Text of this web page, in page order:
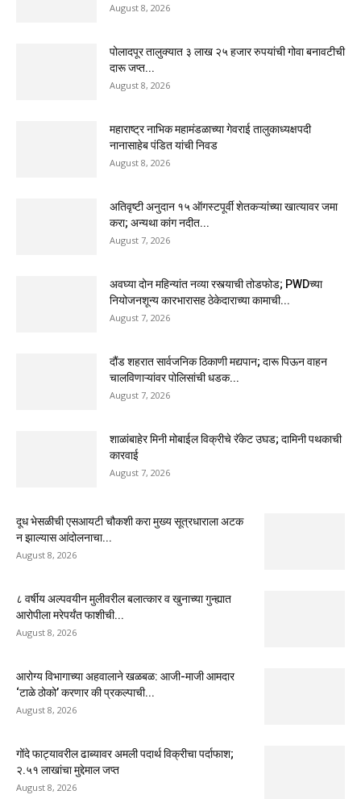
August 8, 2026
पोलादपूर तालुक्यात ३ लाख २५ हजार रुपयांची गोवा बनावटीची
दारू जप्त...
August 8, 2026
महाराष्ट्र नाभिक महामंडळाच्या गेवराई तालुकाध्यक्षपदी
नानासाहेब पंडित यांची निवड
August 8, 2026
अतिवृष्टी अनुदान १५ ऑगस्टपूर्वी शेतकऱ्यांच्या खात्यावर जमा
करा; अन्यथा कांग नदीत...
August 7, 2026
अवघ्या दोन महिन्यांत नव्या रस्त्याची तोडफोड; PWDच्या
नियोजनशून्य कारभारासह ठेकेदाराच्या कामाची...
August 7, 2026
दौंड शहरात सार्वजनिक ठिकाणी मद्यपान; दारू पिऊन वाहन
चालविणाऱ्यांवर पोलिसांची धडक...
August 7, 2026
शाळांबाहेर मिनी मोबाईल विक्रीचे रॅकेट उघड; दामिनी पथकाची
कारवाई
August 7, 2026
दूध भेसळीची एसआयटी चौकशी करा मुख्य सूत्रधाराला अटक
न झाल्यास आंदोलनाचा...
August 8, 2026
८ वर्षीय अल्पवयीन मुलीवरील बलात्कार व खुनाच्या गुन्ह्यात
आरोपीला मरेपर्यंत फाशीची...
August 8, 2026
आरोग्य विभागाच्या अहवालाने खळबळ: आजी-माजी आमदार
‘टाळे ठोको’ करणार की प्रकल्पाची...
August 8, 2026
गोंदे फाट्यावरील ढाब्यावर अमली पदार्थ विक्रीचा पर्दाफाश;
२.५१ लाखांचा मुद्देमाल जप्त
August 8, 2026